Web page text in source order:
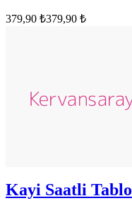
379,90 ₺379,90 ₺
Kayi Saatli Tablo